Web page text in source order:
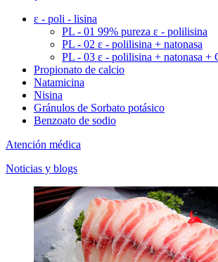
ε - poli - lisina
PL - 01 99% pureza ε - polilisina
PL - 02 ε - polilisina + natonasa
PL - 03 ε - polilisina + natonasa +
Propionato de calcio
Natamicina
Nisina
Gránulos de Sorbato potásico
Benzoato de sodio
Atención médica
Noticias y blogs